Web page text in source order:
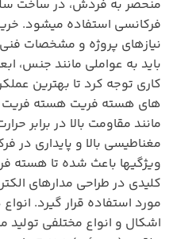
منحصر به فردش، در ساخت
فرکانسی استفاده میشود.
نیازهای پروژه و مشخصات فنی
باید به عواملی مانند جنس،
کاری توجه کرد تا بهترین
های هسته فریت هسته فریت
مانند مقاومت بالا در برابر
مغناطیسی بالا و پایداری در
ویژگیها باعث شده تا هسته
کلیدی در طراحی مدارهای
مورد استفاده قرار گیرد.
اشکال و انواع مختلفی